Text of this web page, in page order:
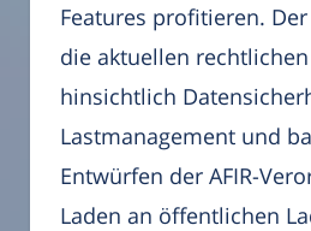
Features profitieren.
die aktuellen
hinsichtlich
Lastmanagement und
Entwürfen der AFIR-
Laden an öffentlichen